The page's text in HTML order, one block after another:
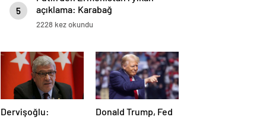
5
açıklama: Karabağ
Azerbaycan’ın ayrılmaz bir
2228 kez okundu
Dervişoğlu:
Donald Trump, Fed